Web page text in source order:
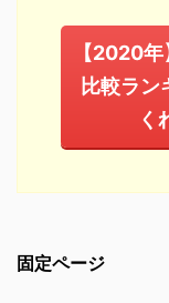
【2020
比較ラン
く
固定ページ